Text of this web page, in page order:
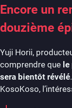
Encore un
douzième
Yuji Horii,
comprendre que le
sera bientôt révélé
KosoKoso,